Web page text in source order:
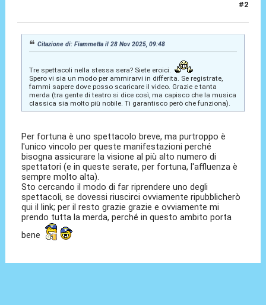
#2
Citazione di: Fiammetta il 28 Nov 2025, 09:48
Tre spettacoli nella stessa sera? Siete eroici.
Spero vi sia un modo per ammirarvi in differita. Se registrate,
fammi sapere dove posso scaricare il video. Grazie e tanta
merda (tra gente di teatro si dice così, ma capisco che la musica
classica sia molto più nobile. Ti garantisco però che funziona).
Per fortuna è uno spettacolo breve, ma purtroppo è
l'unico vincolo per queste manifestazioni perché
bisogna assicurare la visione al più alto numero di
spettatori (e in queste serate, per fortuna, l'affluenza è
sempre molto alta).
Sto cercando il modo di far riprendere uno degli
spettacoli, se dovessi riuscirci ovviamente ripubblicherò
qui il link; per il resto grazie grazie e ovviamente mi
prendo tutta la merda, perché in questo ambito porta
bene